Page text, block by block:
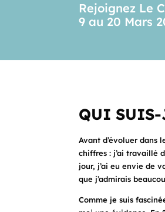
Rejoignez Le
9 au 20 Mars
QUI SUIS-
Avant d’évoluer dans
chiffres : j’ai travaillé
jour, j’ai eu envie de
que j’admirais
Comme je suis